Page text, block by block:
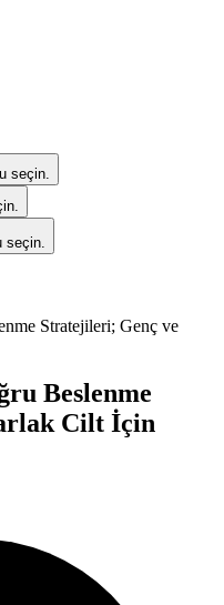
seçin.
seçin.
Stratejileri; Genç ve
Beslenme
Cilt İçin